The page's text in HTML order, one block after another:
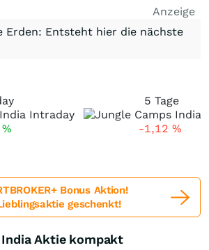
Anzeige
Erden: Entsteht hier die nächste
%
5 Tage
-1,12 %
Bonus Aktion!
geschenkt!
India Aktie kompakt